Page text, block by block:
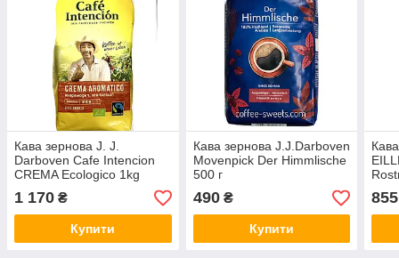
Кава зернова J. J.
Darboven Cafe Intencion
CREMA Ecologico 1kg
1 170 ₴
Купити
Кава зернова J.J.Darboven
Movenpick Der Himmlische
500 г
490₴
Купити
855